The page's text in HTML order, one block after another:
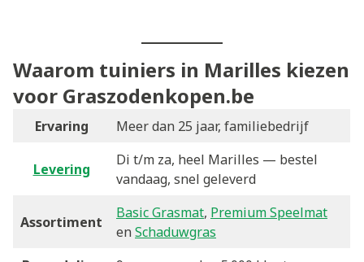
Waarom tuiniers in Marilles kiezen
voor Graszodenkopen.be
Ervaring Meer dan 25 jaar, familiebedrijf
Levering
Di t/m za, heel Marilles — bestel
vandaag, snel geleverd
Assortiment
Basic Grasmat, Premium Speelmat
en Schaduwgras